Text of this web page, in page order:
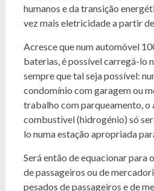
humanos e da transição
vez mais eletricidade a partir
Acresce que num automóvel
baterias, é possível carregá-lo
sempre que tal seja possível:
condomínio com garagem ou
trabalho com parqueamento, o
combustível (hidrogénio) só
lo numa estação apropriada
Será então de equacionar para
de passageiros ou de
pesados de passageiros e de